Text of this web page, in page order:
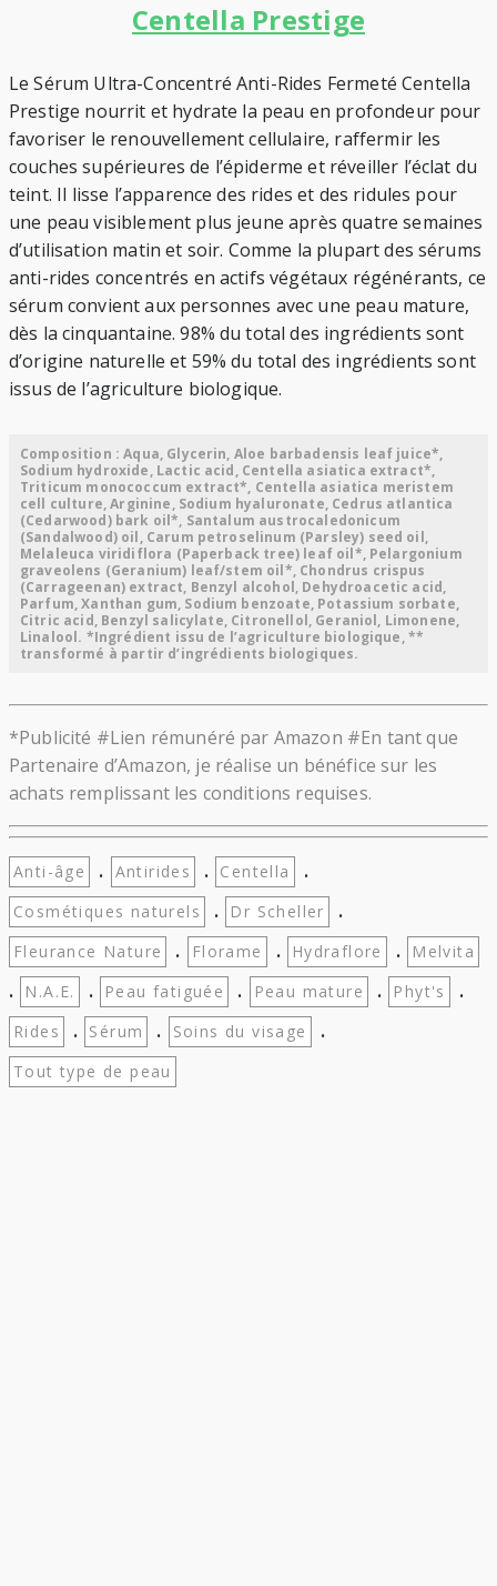
Centella Prestige
Le Sérum Ultra-Concentré Anti-Rides Fermeté Centella
Prestige nourrit et hydrate la peau en profondeur pour
favoriser le renouvellement cellulaire, raffermir les
couches supérieures de l’épiderme et réveiller l’éclat du
teint. Il lisse l’apparence des rides et des ridules pour
une peau visiblement plus jeune après quatre semaines
d’utilisation matin et soir. Comme la plupart des sérums
anti-rides concentrés en actifs végétaux régénérants, ce
sérum convient aux personnes avec une peau mature,
dès la cinquantaine. 98% du total des ingrédients sont
d’origine naturelle et 59% du total des ingrédients sont
issus de l’agriculture biologique.
Composition : Aqua, Glycerin, Aloe barbadensis leaf juice*,
Sodium hydroxide, Lactic acid, Centella asiatica extract*,
Triticum monococcum extract*, Centella asiatica meristem
cell culture, Arginine, Sodium hyaluronate, Cedrus atlantica
(Cedarwood) bark oil*, Santalum austrocaledonicum
(Sandalwood) oil, Carum petroselinum (Parsley) seed oil,
Melaleuca viridiflora (Paperback tree) leaf oil*, Pelargonium
graveolens (Geranium) leaf/stem oil*, Chondrus crispus
(Carrageenan) extract, Benzyl alcohol, Dehydroacetic acid,
Parfum, Xanthan gum, Sodium benzoate, Potassium sorbate,
Citric acid, Benzyl salicylate, Citronellol, Geraniol, Limonene,
Linalool. *Ingrédient issu de l’agriculture biologique, **
transformé à partir d’ingrédients biologiques.
*Publicité #Lien rémunéré par Amazon #En tant que
Partenaire d’Amazon, je réalise un bénéfice sur les
achats remplissant les conditions requises.
Anti-âge . Antirides . Centella .
Cosmétiques naturels . Dr Scheller .
Fleurance Nature . Florame . Hydraflore . Melvita
. N.A.E. . Peau fatiguée . Peau mature . Phyt's .
Rides . Sérum . Soins du visage .
Tout type de peau